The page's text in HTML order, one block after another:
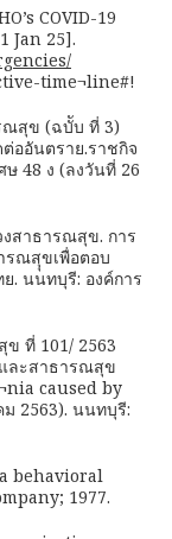
COVID-19
Jan 25].
time¬line#!
ณสุข (ฉบัับ ที่ 3)
ออันตราย.ราชกิจ
48 ง (ลงวันที่ 26
งสาธารณสุข. การ
รณสุุขเพื่อตอบ
. นนทบุรี: องค์การ
ที่ 101/ 2563
ละสาธารณสุข
caused by
2563). นนทบุรี:
behavioral
1977.